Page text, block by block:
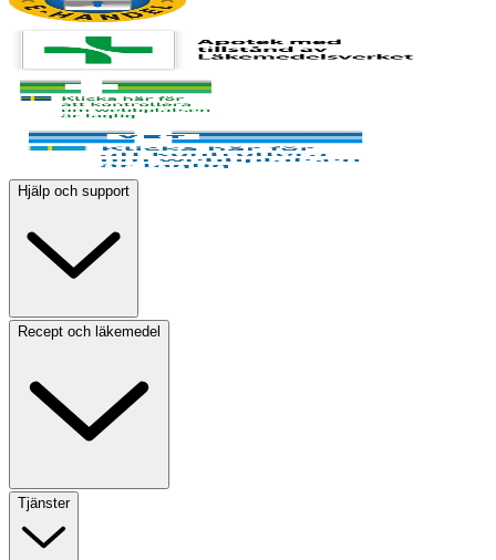
Hjälp och support
Recept och läkemedel
Tjänster